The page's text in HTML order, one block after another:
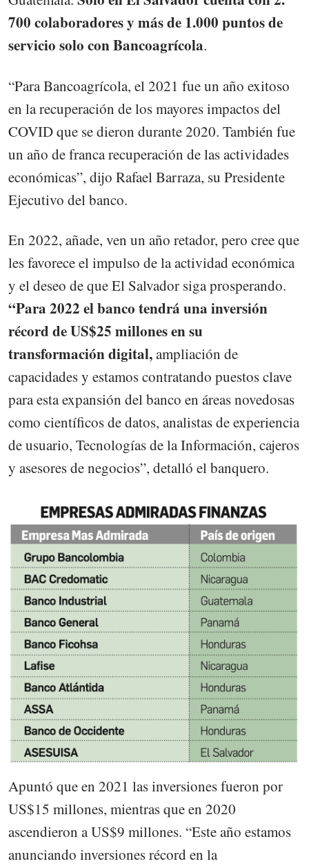
700 colaboradores y más de 1.000 puntos de
servicio solo con Bancoagrícola.
“Para Bancoagrícola, el 2021 fue un año exitoso
en la recuperación de los mayores impactos del
COVID que se dieron durante 2020. También fue
un año de franca recuperación de las actividades
económicas”, dijo Rafael Barraza, su Presidente
Ejecutivo del banco.
En 2022, añade, ven un año retador, pero cree que
les favorece el impulso de la actividad económica
y el deseo de que El Salvador siga prosperando.
“Para 2022 el banco tendrá una inversión
récord de US$25 millones en su
transformación digital,ampliación de
capacidades y estamos contratando puestos clave
para esta expansión del banco en áreas novedosas
como científicos de datos, analistas de experiencia
de usuario, Tecnologías de la Información, cajeros
y asesores de negocios”, detalló el banquero.
Apuntó que en 2021 las inversiones fueron por
US$15 millones, mientras que en 2020
ascendieron a US$9 millones. “Este año estamos
anunciando inversiones récord en la